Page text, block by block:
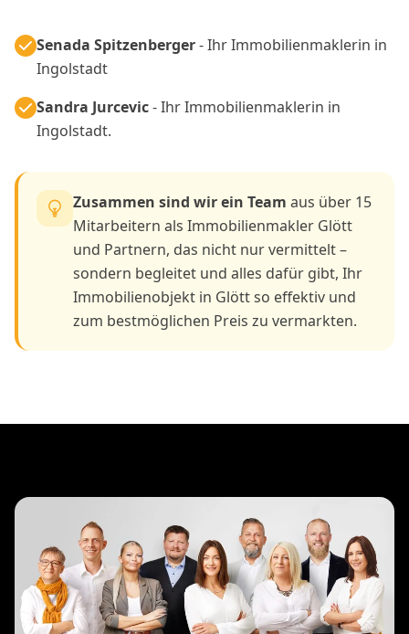
Senada Spitzenberger- Ihr Immobilienmaklerin in
Ingolstadt
Sandra Jurcevic- Ihr Immobilienmaklerin in
Ingolstadt.
Zusammen sind wir ein Team aus über 15
Mitarbeitern als Immobilienmakler Glött
und Partnern, das nicht nur vermittelt –
sondern begleitet und alles dafür gibt, Ihr
Immobilienobjekt in Glött so effektiv und
zum bestmöglichen Preis zu vermarkten.